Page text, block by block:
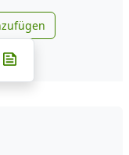
zu Google
Whatsapp
auf Telegram
auf X